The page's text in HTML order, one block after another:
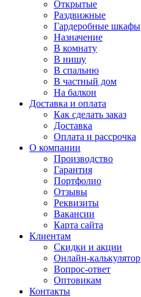
Открытые
Раздвижные
Гардеробные шкафы
Назначение
В комнату
В нишу
В спальню
В частный дом
На балкон
Доставка и оплата
Как сделать заказ
Доставка
Оплата и рассрочка
О компании
Производство
Гарантия
Портфолио
Отзывы
Реквизиты
Вакансии
Карта сайта
Клиентам
Скидки и акции
Онлайн-калькулятор
Вопрос-ответ
Оптовикам
Контакты